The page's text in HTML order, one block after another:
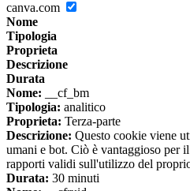
canva.com
Nome
Tipologia
Proprieta
Descrizione
Durata
Nome: __cf_bm
Tipologia: analitico
Proprieta: Terza-parte
Descrizione: Questo cookie viene
umani e bot. Ciò è vantaggioso per
rapporti validi sull'utilizzo del
Durata: 30 minuti